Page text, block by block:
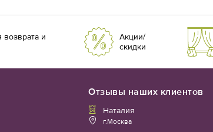
возврата и
Акции/
скидки
Отзывы наших клиентов
Наталия
г.Москва